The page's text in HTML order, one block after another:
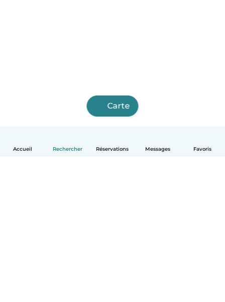
Accueil Rechercher Réservations Messages Favoris
Carte